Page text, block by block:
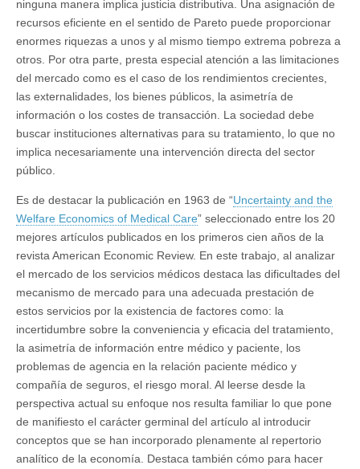
ninguna manera implica justicia distributiva. Una asignación de
recursos eficiente en el sentido de Pareto puede proporcionar
enormes riquezas a unos y al mismo tiempo extrema pobreza a
otros. Por otra parte, presta especial atención a las limitaciones
del mercado como es el caso de los rendimientos crecientes,
las externalidades, los bienes públicos, la asimetría de
información o los costes de transacción. La sociedad debe
buscar instituciones alternativas para su tratamiento, lo que no
implica necesariamente una intervención directa del sector
público.
Es de destacar la publicación en 1963 de “Uncertainty and the
Welfare Economics of Medical Care” seleccionado entre los 20
mejores artículos publicados en los primeros cien años de la
revista American Economic Review. En este trabajo, al analizar
el mercado de los servicios médicos destaca las dificultades del
mecanismo de mercado para una adecuada prestación de
estos servicios por la existencia de factores como: la
incertidumbre sobre la conveniencia y eficacia del tratamiento,
la asimetría de información entre médico y paciente, los
problemas de agencia en la relación paciente médico y
compañía de seguros, el riesgo moral. Al leerse desde la
perspectiva actual su enfoque nos resulta familiar lo que pone
de manifiesto el carácter germinal del artículo al introducir
conceptos que se han incorporado plenamente al repertorio
analítico de la economía. Destaca también cómo para hacer